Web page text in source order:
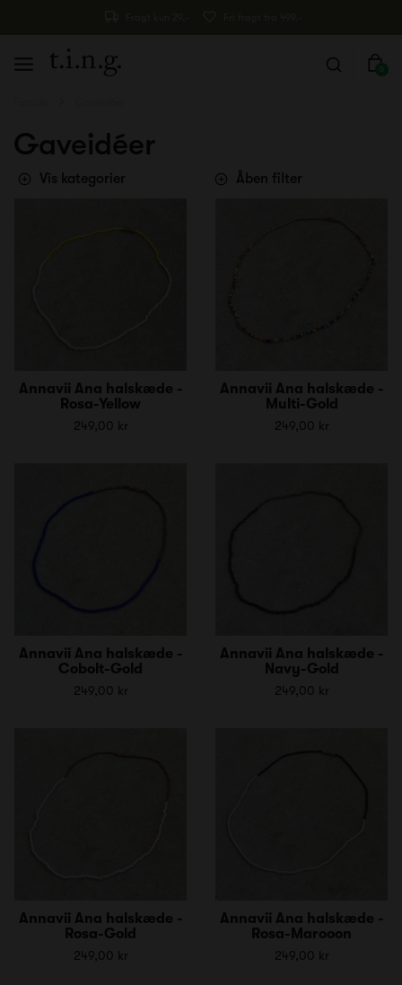
0
Gaveidéer
Vis kategorier Åben filter
Annavii Ana halskæde -
Rosa-Yellow
249,00 kr
Annavii Ana halskæde -
Multi-Gold
249,00 kr
Annavii Ana halskæde -
Cobolt-Gold
249,00 kr
Annavii Ana halskæde -
Navy-Gold
249,00 kr
Annavii Ana halskæde -
Rosa-Gold
249,00 kr
Annavii Ana halskæde -
Rosa-Marooon
249,00 kr